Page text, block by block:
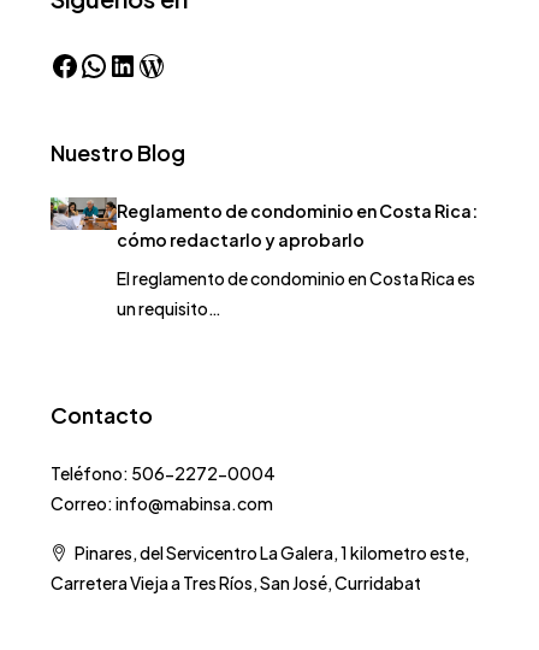
Nuestro Blog
Reglamento de condominio en Costa Rica:
cómo redactarlo y aprobarlo
El reglamento de condominio en Costa Rica es
un requisito…
Contacto
Teléfono: 506-2272-0004
Correo: info@mabinsa.com
Pinares, del Servicentro La Galera, 1 kilometro este,
Carretera Vieja a Tres Ríos, San José, Curridabat